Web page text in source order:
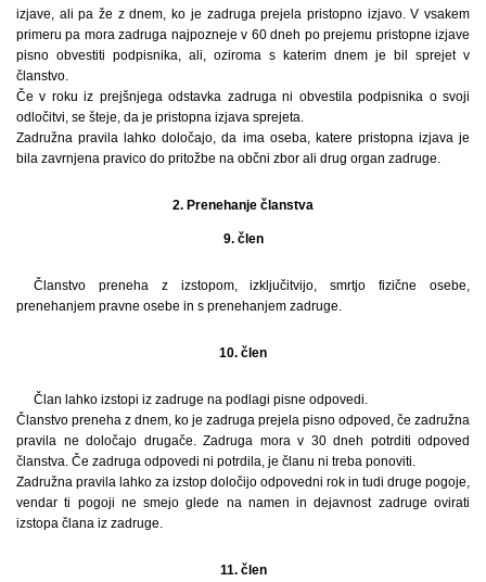
izjave, ali pa že z dnem, ko je zadruga prejela pristopno izjavo. V vsakem
primeru pa mora zadruga najpozneje v 60 dneh po prejemu pristopne izjave
pisno obvestiti podpisnika, ali, oziroma s katerim dnem je bil sprejet v
članstvo.
Če v roku iz prejšnjega odstavka zadruga ni obvestila podpisnika o svoji
odločitvi, se šteje, da je pristopna izjava sprejeta.
Zadružna pravila lahko določajo, da ima oseba, katere pristopna izjava je
bila zavrnjena pravico do pritožbe na občni zbor ali drug organ zadruge.
2. Prenehanje članstva
9. člen
Članstvo preneha z izstopom, izključitvijo, smrtjo fizične osebe,
prenehanjem pravne osebe in s prenehanjem zadruge.
10. člen
Član lahko izstopi iz zadruge na podlagi pisne odpovedi.
Članstvo preneha z dnem, ko je zadruga prejela pisno odpoved, če zadružna
pravila ne določajo drugače. Zadruga mora v 30 dneh potrditi odpoved
članstva. Če zadruga odpovedi ni potrdila, je članu ni treba ponoviti.
Zadružna pravila lahko za izstop določijo odpovedni rok in tudi druge pogoje,
vendar ti pogoji ne smejo glede na namen in dejavnost zadruge ovirati
izstopa člana iz zadruge.
11. člen